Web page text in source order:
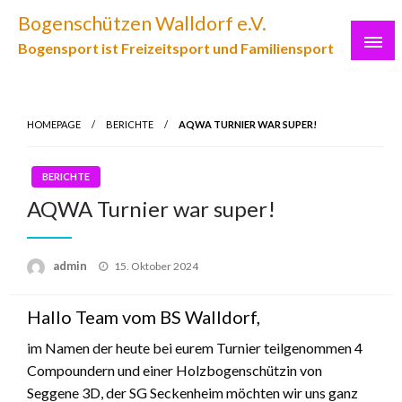
content
Bogenschützen Walldorf e.V.
Bogensport ist Freizeitsport und Familiensport
HOMEPAGE BERICHTE AQWA TURNIER WAR SUPER!
BERICHTE
AQWA Turnier war super!
admin
Posted
15. Oktober 2024
Hallo Team vom BS Walldorf,
im Namen der heute bei eurem Turnier teilgenommen 4
Compoundern und einer Holzbogenschützin von
Seggene 3D, der SG Seckenheim möchten wir uns ganz